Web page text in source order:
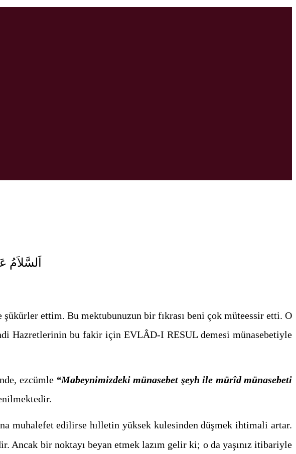
اَلسَّلاَمُ
ettim. Bu mektubunuzun bir fıkrası beni çok müteessir etti. O
Hazretlerinin bu fakir için EVLÂD-I RESUL demesi münasebetiyle
ezcümle “Mabeynimizdeki münasebet şeyh ile mürîd münasebeti
muhalefet edilirse hılletin yüksek kulesinden düşmek ihtimali artar.
Ancak bir noktayı beyan etmek lazım gelir ki; o da yaşınız itibariyle